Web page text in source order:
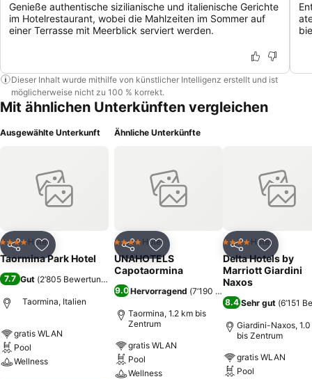
Genieße authentische sizilianische und italienische Gerichte
im Hotelrestaurant, wobei die Mahlzeiten im Sommer auf
einer Terrasse mit Meerblick serviert werden.
Dieser Inhalt wurde mithilfe von künstlicher Intelligenz erstellt und ist
möglicherweise nicht zu 100 % korrekt.
Mit ähnlichen Unterkünften vergleichen
Ausgewählte Unterkunft
Teilen Zu Favoriten hinzufügen
4 SterneHotel
Taormina Park Hotel
7.7 Gut (2’805 Bewertungen
Taormina, Italien
gratis WLAN
Pool
Wellness
Ähnliche Unterkünfte
Teilen Zu Favoriten hinzufügen
4 SterneHotel
UNAHOTELS
Capotaormina
9.0Hervorragend (7’190 Bewertungen
Taormina, 1.2 km bis
Zentrum
gratis WLAN
Pool
Wellness
Teilen Zu
4 SterneHotel
Delta Hotels by
Marriott Giardini
Naxos
8.4 Sehr gut (6’151
Giardini-Naxos,
bis Zentrum
gratis WLAN
Pool